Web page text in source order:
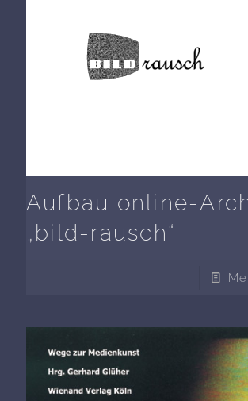
Aufbau online-
„bild-rausch“